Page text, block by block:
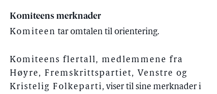
Komiteens merknader
Komiteen tar omtalen til orientering.
Komiteens flertall, medlemmene fra
Høyre, Fremskrittspartiet, Venstre og
Kristelig Folkeparti, viser til sine merknader i